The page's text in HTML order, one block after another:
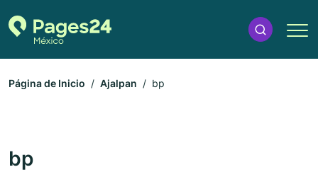
Página de Inicio Ajalpan bp
bp